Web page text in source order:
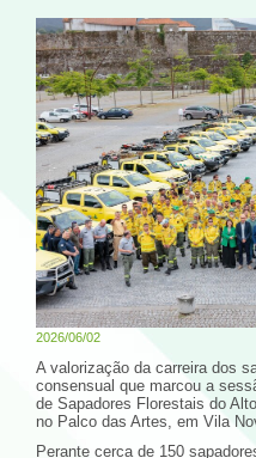
2026/06/02
A valorização da carreira dos
consensual que marcou a
de Sapadores Florestais do
no Palco das Artes, em Vila
Perante cerca de 150